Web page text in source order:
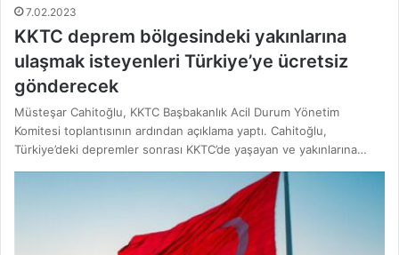
7.02.2023
KKTC deprem bölgesindeki yakınlarına
ulaşmak isteyenleri Türkiye’ye ücretsiz
gönderecek
Müsteşar Cahitoğlu, KKTC Başbakanlık Acil Durum Yönetim
Komitesi toplantısının ardından açıklama yaptı. Cahitoğlu,
Türkiye’deki depremler sonrası KKTC’de yaşayan ve yakınlarına…